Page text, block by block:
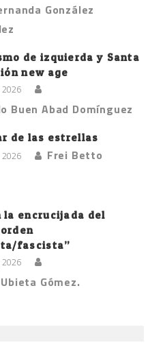
González
de izquierda y Santa
new age
Buen Abad Domínguez
de las estrellas
Frei Betto
la encrucijada del
fascista”
Gómez.